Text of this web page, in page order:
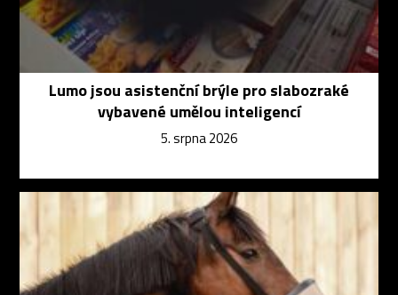
Lumo jsou asistenční brýle pro slabozraké
vybavené umělou inteligencí
5. srpna 2026